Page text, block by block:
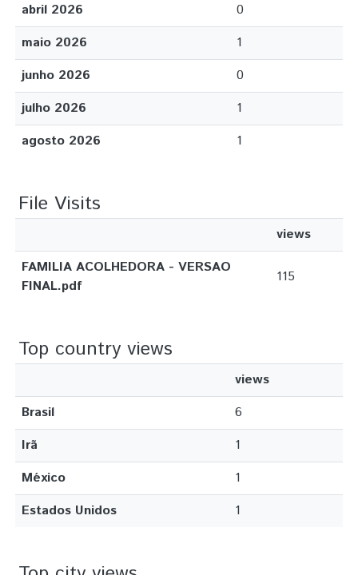
abril 2026
0
maio 2026
1
junho 2026
0
julho 2026
1
agosto 2026
1
File Visits
views
FAMILIA ACOLHEDORA - VERSAO
FINAL.pdf
115
Top country views
views
Brasil
6
Irã
1
México
1
Estados Unidos
1